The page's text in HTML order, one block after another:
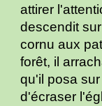
attirer
descendit
cornu aux
forêt, il
qu'il posa
d'écraser